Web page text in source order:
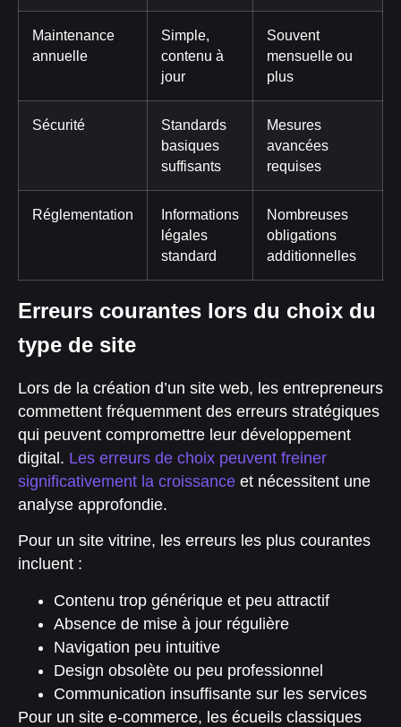
Maintenance
annuelle
Simple,
contenu à
jour
Souvent
mensuelle ou
plus
Sécurité
Standards
basiques
suffisants
Mesures
avancées
requises
Réglementation
Informations
légales
standard
Nombreuses
obligations
additionnelles
Erreurs courantes lors du choix du
type de site
Lors de la création d’un site web, les entrepreneurs
commettent fréquemment des erreurs stratégiques
qui peuvent compromettre leur développement
digital. Les erreurs de choix peuvent freiner
significativement la croissance et nécessitent une
analyse approfondie.
Pour un site vitrine, les erreurs les plus courantes
incluent :
Contenu trop générique et peu attractif
Absence de mise à jour régulière
Navigation peu intuitive
Design obsolète ou peu professionnel
Communication insuffisante sur les services
Pour un site e-commerce, les écueils classiques